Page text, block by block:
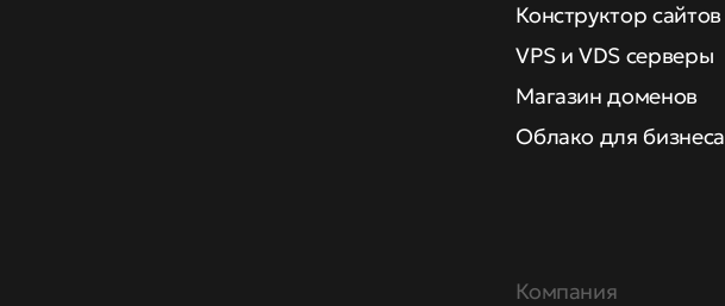
Конструктор сайтов
VPS и VDS серверы
Магазин доменов
Облако для бизнеса
Компания